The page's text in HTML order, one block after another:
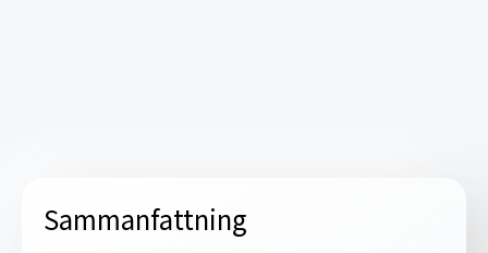
Sammanfattning